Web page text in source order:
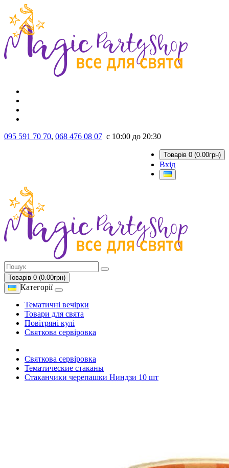
095 591 70 70, 068 476 08 07 с 10:00 до 20:30
Товарів 0 (0.00грн)
Вхід
Товарів 0 (0.00грн)
Категорії
Тематичні вечірки
Товари для свята
Повітряні кулі
Святкова сервіровка
Святкова сервіровка
Тематические стаканы
Стаканчики черепашки Ниндзи 10 шт